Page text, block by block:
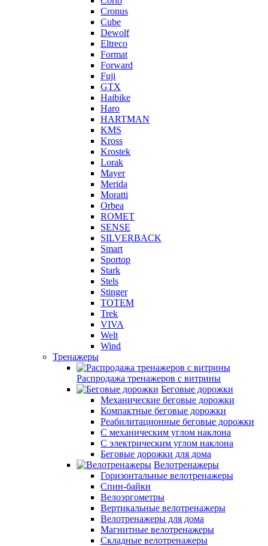
Cronus
Cube
Dewolf
Eltreco
Format
Forward
Fuji
GTX
Haibike
Haro
HARTMAN
KMS
Kross
Krostek
Lorak
Mayer
Merida
Moratti
Orbea
ROMET
SENSE
SILVERBACK
Smart
Sportop
Stark
Stels
Stinger
TOTEM
Trek
VIVA
Welt
Wind
Тренажеры
Распродажа тренажеров с витрины
Беговые дорожки
Механические беговые дорожки
Компактные беговые дорожки
Реабилитационные беговые дорожки
С механическим углом наклона
С электрическим углом наклона
Беговые дорожки для дома
Велотренажеры
Горизонтальные велотренажеры
Спин-байки
Велоэргометры
Вертикальные велотренажеры
Велотренажеры для дома
Магнитные велотренажеры
Складные велотренажеры